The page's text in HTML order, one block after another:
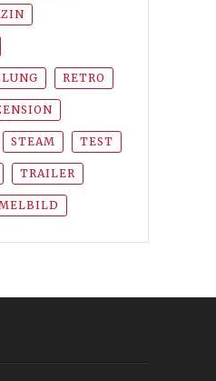
RETRO
STEAM TEST
TRAILER